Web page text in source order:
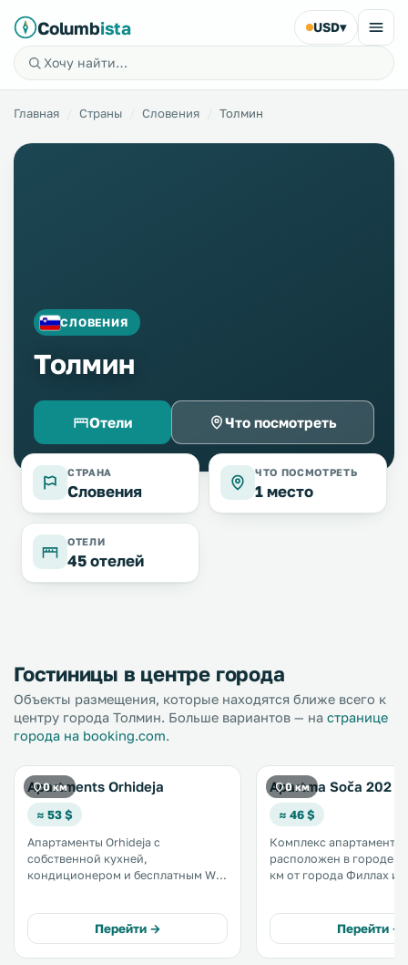
Columbista USD▾
Главная Страны Словения Толмин
СЛОВЕНИЯ
Толмин
Отели Что посмотреть
СТРАНА
Словения
ЧТО ПОСМОТРЕТЬ
1 место
ОТЕЛИ
45 отелей
Гостиницы в центре города
Объекты размещения, которые находятся ближе всего к
центру города Толмин. Больше вариантов — на странице
города на booking.com.
0 км
Apartments Orhideja
≈ 53 $
Апартаменты Orhideja с
собственной кухней,
кондиционером и бесплатным Wi-
апартаментов — телевизор и
ванная комната с ванной или
душем. В распоряжении гостей
Перейти →
0 км
Apartma Soča 202
≈ 46 $
Комплекс
расположен в городе
км от города Филлах и
частная парковка на
В числе других удобств
бесплатный Wi-Fi. .
Перейти →